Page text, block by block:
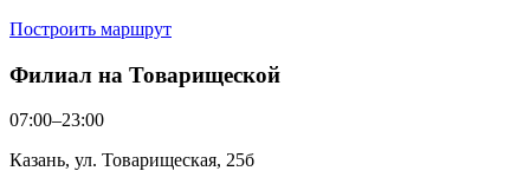
Построить маршрут
Филиал на Товарищеской
07:00–23:00
Казань, ул. Товарищеская, 25б